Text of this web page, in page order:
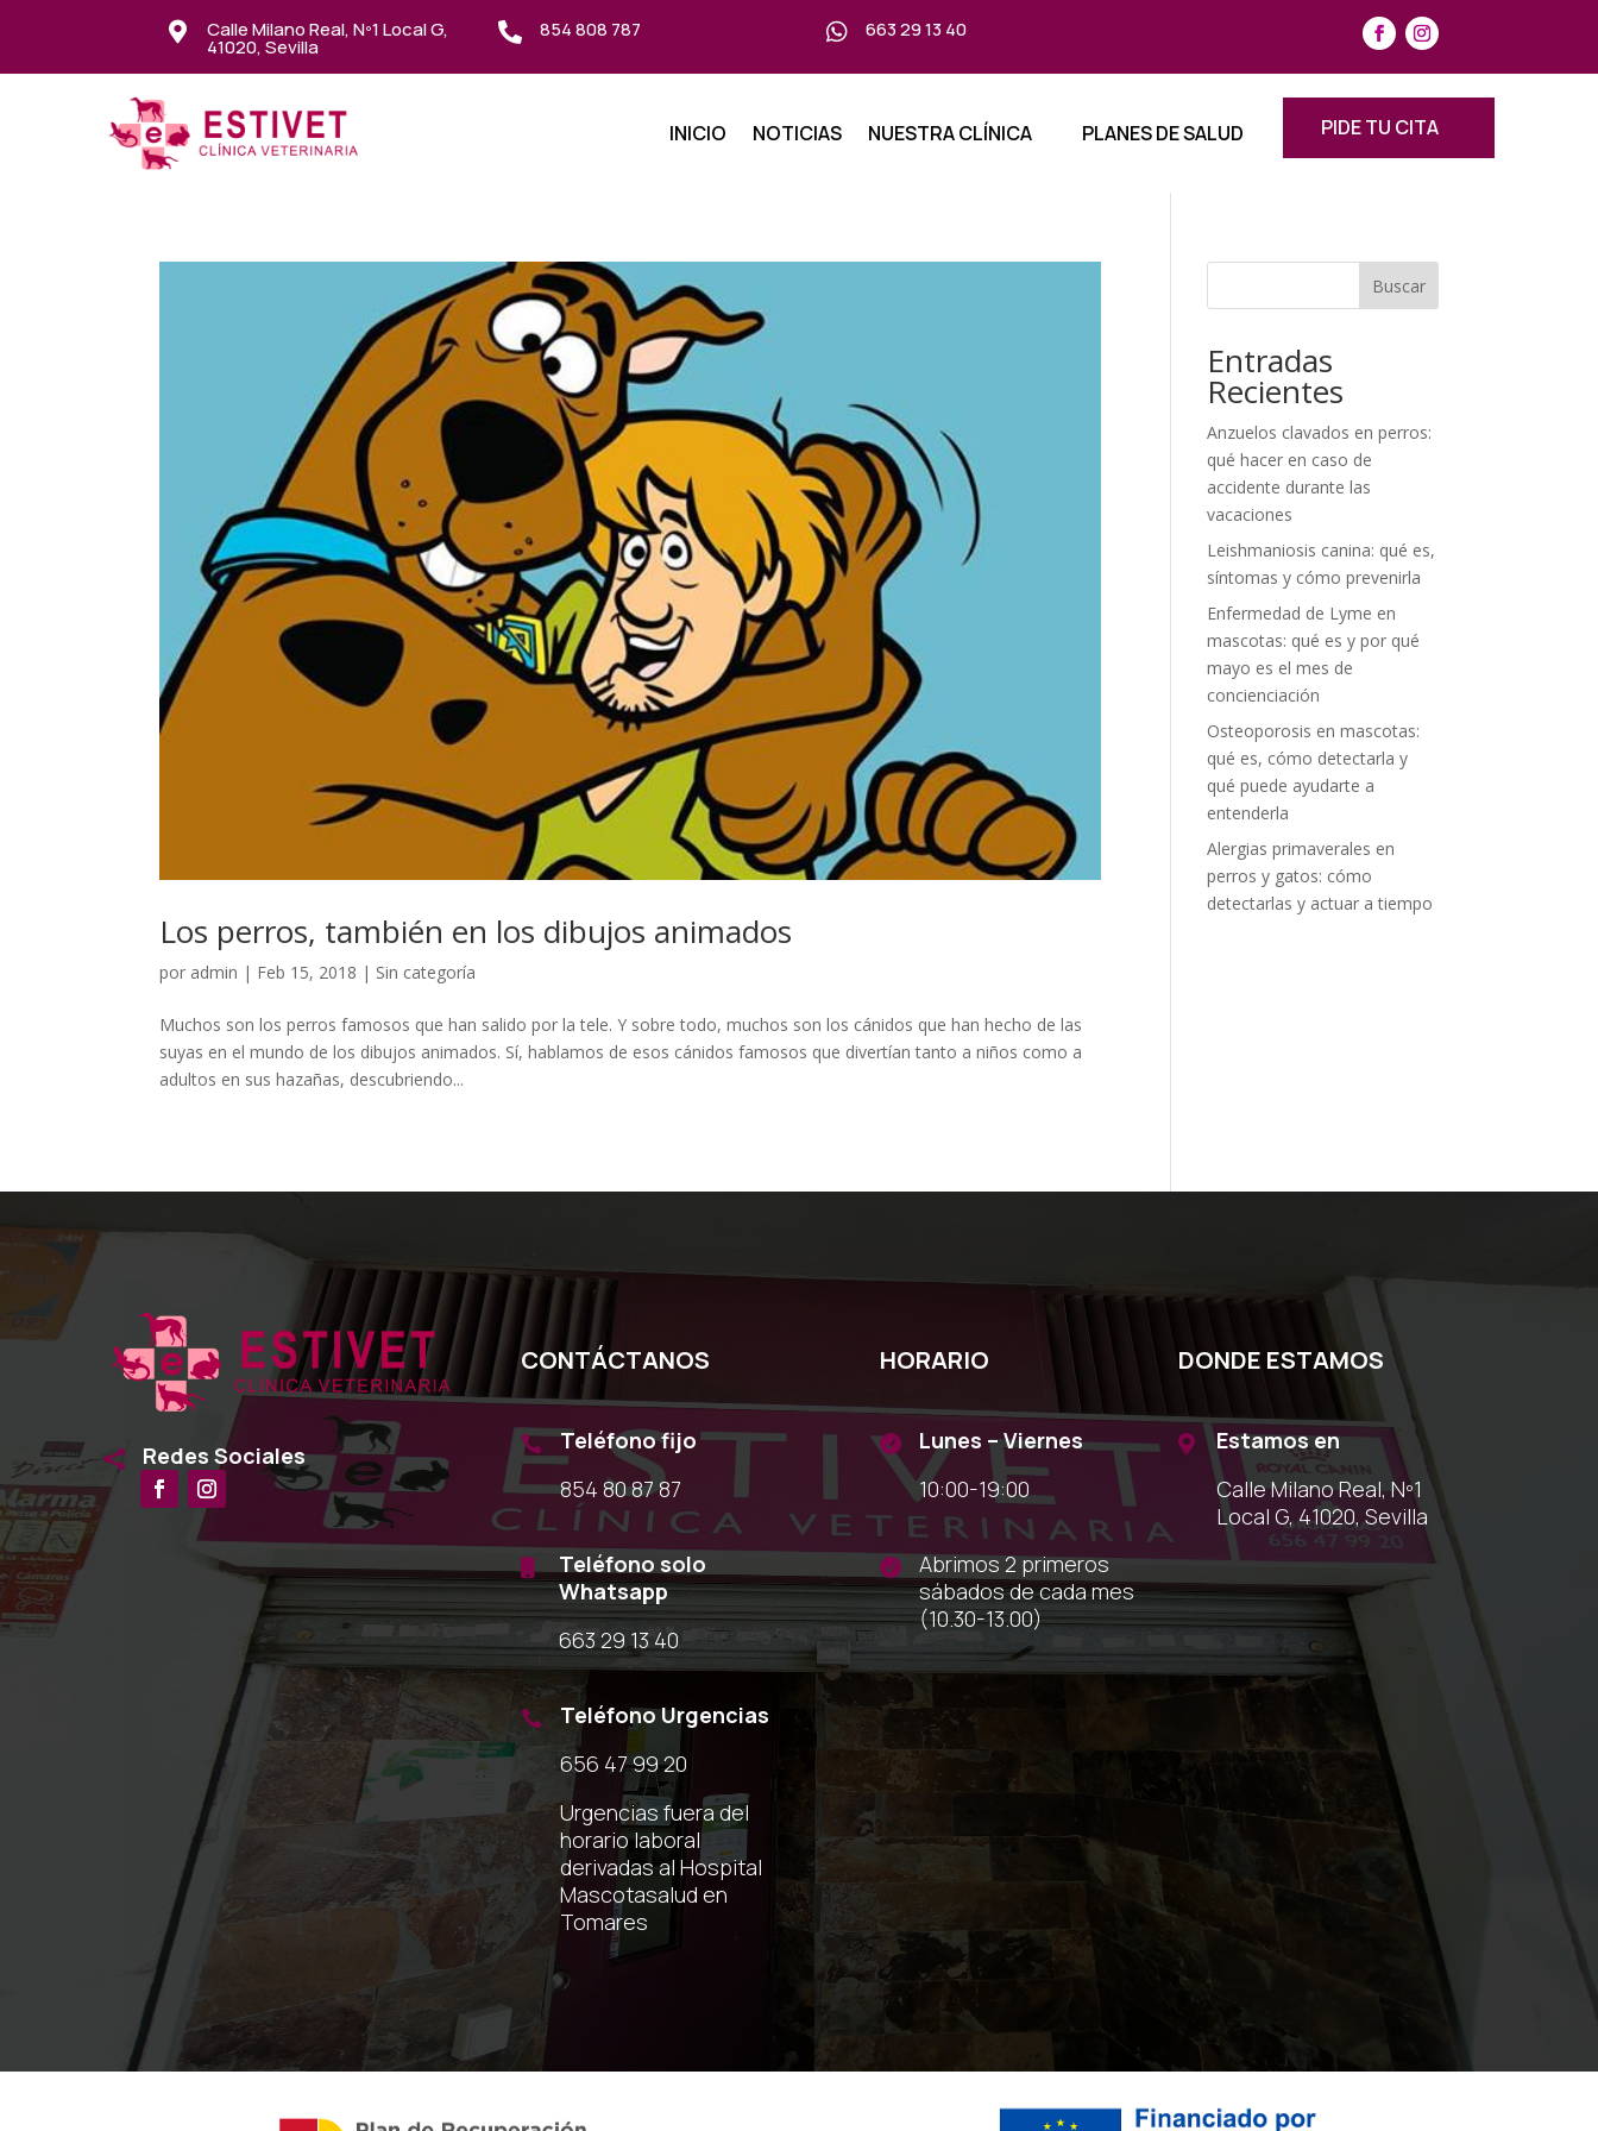
 Calle Milano Real, Nº1 Local G,
41020, Sevilla
 854 808 787  663 29 13 40
INICIO NOTICIAS NUESTRA CLÍNICA PLANES DE SALUD PIDE TU CITA
Los perros, también en los dibujos animados
por admin | Feb 15, 2018 | Sin categoría
Muchos son los perros famosos que han salido por la tele. Y sobre todo, muchos son los cánidos que han hecho de las
suyas en el mundo de los dibujos animados. Sí, hablamos de esos cánidos famosos que divertían tanto a niños como a
adultos en sus hazañas, descubriendo...
Buscar
Entradas
Recientes
Anzuelos clavados en perros:
qué hacer en caso de
accidente durante las
vacaciones
Leishmaniosis canina: qué es,
síntomas y cómo prevenirla
Enfermedad de Lyme en
mascotas: qué es y por qué
mayo es el mes de
concienciación
Osteoporosis en mascotas:
qué es, cómo detectarla y
qué puede ayudarte a
entenderla
Alergias primaverales en
perros y gatos: cómo
detectarlas y actuar a tiempo
 Redes Sociales
CONTÁCTANOS

Teléfono fijo
854 80 87 87
Teléfono solo
Whatsapp
663 29 13 40

Teléfono Urgencias
656 47 99 20
Urgencias fuera del
horario laboral
derivadas al Hospital
Mascotasalud en
Tomares
HORARIO

Lunes – Viernes
10:00-19:00

Abrimos 2 primeros
sábados de cada mes
(10.30-13.00)
DONDE ESTAMOS

Estamos en
Calle Milano Real, Nº1
Local G, 41020, Sevilla